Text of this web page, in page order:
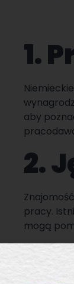
1.
aby
2.
pracy.
mogą
3.